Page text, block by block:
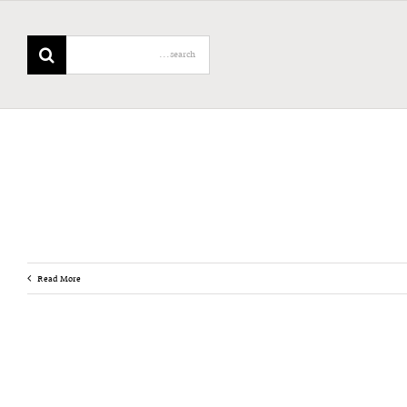
Search
for:
Read More